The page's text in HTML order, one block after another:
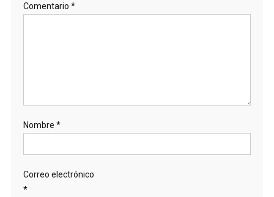
Comentario *
Nombre *
Correo electrónico
*